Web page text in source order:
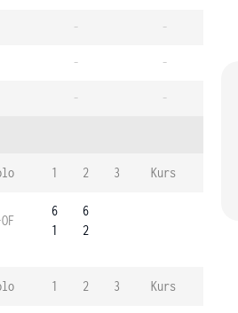
- -
- -
- -
1 2 3 Kurs
6
1
6
2
1 2 3 Kurs